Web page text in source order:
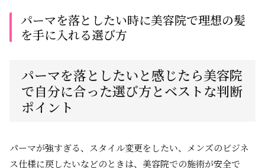
パーマを落としたい時に美容院で理想の髪
を手に入れる選び方
パーマを落としたいと感じたら美容院
で自分に合った選び方とベストな判断
ポイント
パーマが強すぎる、スタイル変更をしたい、メンズのビジネ
ス仕様に戻したいなどのときは、美容院での施術が安全で